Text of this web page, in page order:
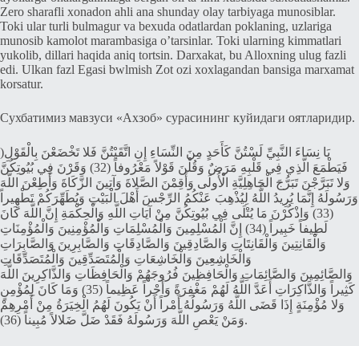
Zero sharafli xonadon ahli ana shunday olay tarbiyaga munosiblar.
Toki ular turli bulmagur va bexuda odatlardan poklaning, uzlariga
munosib kamolot marambasiga o’tarsinlar. Toki ularning kimmatlari
yukolib, dillari haqida aniq tortsin. Darxakat, bu Alloxning ulug fazli
edi. Ulkan fazl Egasi bwlmish Zot ozi xoxlagandan bansiga marxamat
korsatur.
Сухбатимиз мавзуси «Ахзоб» сурасининг куйидаги оятларидир.
)يَا نِسَاءَ النَّبِيِّ لَسْتُنَّ كَأَحَدٍ مِنَ النِّسَاءِ إِنِ اتَّقَيْتُنَّ فَلا تَخْضَعْنَ بِالْقَوْلِ
فَيَطْمَعَ الَّذِي فِي قَلْبِهِ مَرَضٌ وَقُلْنَ قَوْلاً مَعْرُوفاً (32) وَقَرْنَ فِي بُيُوتِكُنَّ
وَلا تَبَرَّجْنَ تَبَرُّجَ الْجَاهِلِيَّةِ الْأُولَى وَأَقِمْنَ الصَّلاةَ وَآتِينَ الزَّكَاةَ وَأَطِعْنَ اللَّهَ
وَرَسُولَهُ إِنَّمَا يُرِيدُ اللَّهُ لِيُذْهِبَ عَنْكُمُ الرِّجْسَ أَهْلَ الْبَيْتِ وَيُطَهِّرَكُمْ تَطْهِيراً
(33) وَاذْكُرْنَ مَا يُتْلَى فِي بُيُوتِكُنَّ مِنْ آيَاتِ اللَّهِ وَالْحِكْمَةِ إِنَّ اللَّهَ كَانَ
لَطِيفاً خَبِيراً (34) إِنَّ الْمُسْلِمِينَ وَالْمُسْلِمَاتِ وَالْمُؤْمِنِينَ وَالْمُؤْمِنَاتِ
وَالْقَانِتِينَ وَالْقَانِتَاتِ وَالصَّادِقِينَ وَالصَّادِقَاتِ وَالصَّابِرِينَ وَالصَّابِرَاتِ
وَالْخَاشِعِينَ وَالْخَاشِعَاتِ وَالْمُتَصَدِّقِينَ وَالْمُتَصَدِّقَاتِ
وَالصَّائِمِينَ وَالصَّائِمَاتِ وَالْحَافِظِينَ فُرُوجَهُمْ وَالْحَافِظَاتِ وَالذَّاكِرِينَ اللَّهَ
كَثِيراً وَالذَّاكِرَاتِ أَعَدَّ اللَّهُ لَهُمْ مَغْفِرَةً وَأَجْراً عَظِيماً (35) وَمَا كَانَ لِمُؤْمِنٍ
وَلا مُؤْمِنَةٍ إِذَا قَضَى اللَّهُ وَرَسُولُهُ أَمْراً أَنْ يَكُونَ لَهُمُ الْخِيَرَةُ مِنْ أَمْرِهِمْ
وَمَنْ يَعْصِ اللَّهَ وَرَسُولَهُ فَقَدْ ضَلَّ ضَلالاً مُبِيناً (36).